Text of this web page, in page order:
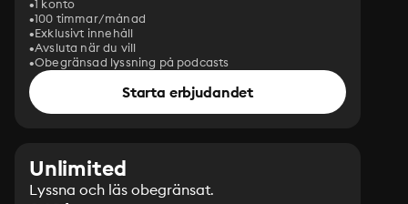
1 konto
100 timmar/månad
Exklusivt innehåll
Avsluta när du vill
Obegränsad lyssning på podcasts
Starta erbjudandet
Unlimited
Lyssna och läs obegränsat.